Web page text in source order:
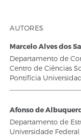
AUTORES
Marcelo Alves dos
Departamento de
Centro de Ciências
Pontifícia
Afonso de
Departamento de
Universidade